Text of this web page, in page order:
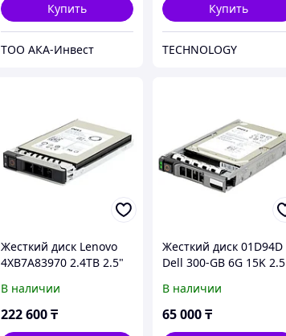
Купить
ТОО АКА-Инвест
Купить
TECHNOLOGY
Жесткий диск Lenovo
4XB7A83970 2.4TB 2.5"
В наличии
222 600₸
Жесткий диск 01D94D
Dell 300-GB 6G 15K 2.5
В наличии
65 000₸